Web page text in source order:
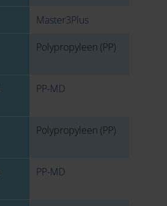
Master3Plus
Polypropyleen (PP)
PP-MD
Polypropyleen (PP)
PP-MD